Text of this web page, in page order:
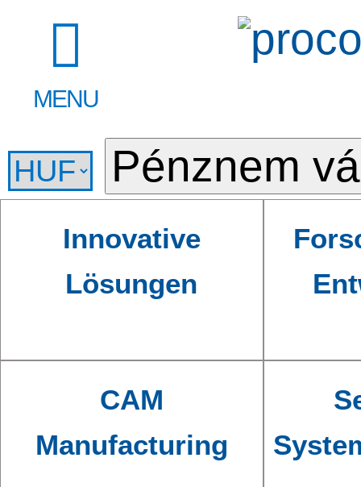
MENU
Innovative
Lösungen
CAM
Manufacturing